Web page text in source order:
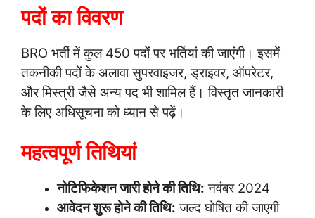
पदों का विवरण
BRO भर्ती में कुल 450 पदों पर भर्तियां की जाएंगी। इसमें
तकनीकी पदों के अलावा सुपरवाइजर, ड्राइवर, ऑपरेटर,
और मिस्त्री जैसे अन्य पद भी शामिल हैं। विस्तृत जानकारी
के लिए अधिसूचना को ध्यान से पढ़ें।
महत्वपूर्ण तिथियां
नोटिफिकेशन जारी होने की तिथि: नवंबर 2024
आवेदन शुरू होने की तिथि: जल्द घोषित की जाएगी